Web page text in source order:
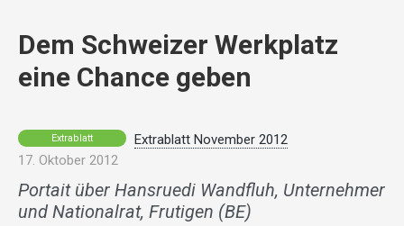
Dem Schweizer Werkplatz
eine Chance geben
Extrablatt
Extrablatt November 2012
17. Oktober 2012
Portait über Hansruedi Wandfluh, Unternehmer
und Nationalrat, Frutigen (BE)